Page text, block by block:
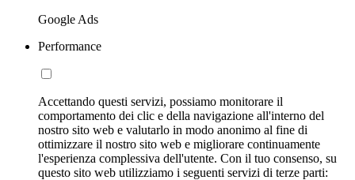
Google Ads
Performance
Accettando questi servizi, possiamo monitorare il
comportamento dei clic e della navigazione all'interno del
nostro sito web e valutarlo in modo anonimo al fine di
ottimizzare il nostro sito web e migliorare continuamente
l'esperienza complessiva dell'utente. Con il tuo consenso, su
questo sito web utilizziamo i seguenti servizi di terze parti: